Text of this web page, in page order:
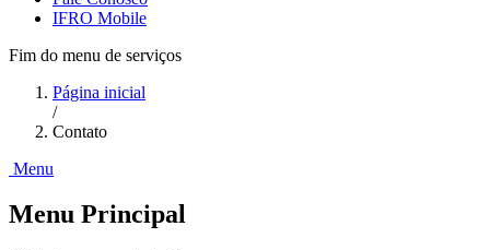
IFRO Mobile
Fim do menu de serviços
Página inicial
/
Contato
Menu
Menu Principal